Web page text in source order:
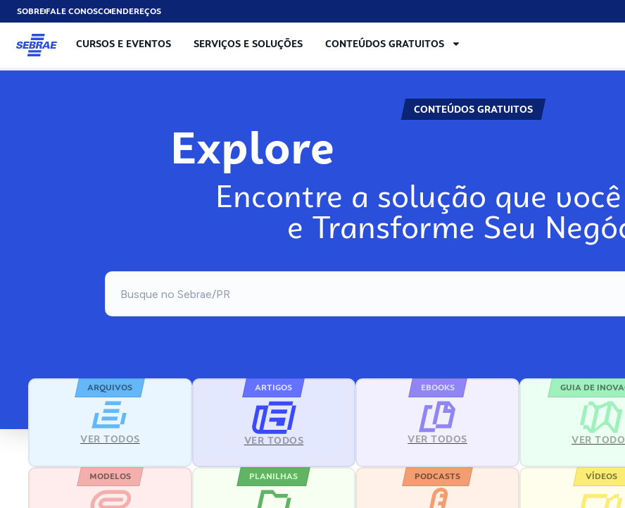
SOBREFALE CONOSCOENDEREÇOS
CURSOS E EVENTOS SERVIÇOS E SOLUÇÕES CONTEÚDOS GRATUITOS
CONTEÚDOS GRATUITOS
Explore
Encontre a solução que
e Transforme Seu
ARQUIVOS
VER TODOS
ARTIGOS
VER TODOS
EBOOKS
VER TODOS
GUIA DE
VER
MODELOS PLANILHAS PODCASTS VÍDEOS